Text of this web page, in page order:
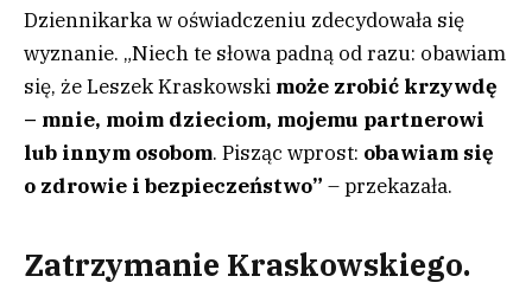
Dziennikarka w oświadczeniu zdecydowała się
wyznanie. „Niech te słowa padną od razu: obawiam
się, że Leszek Kraskowski może zrobić krzywdę
– mnie, moim dzieciom, mojemu partnerowi
lub innym osobom. Pisząc wprost: obawiam się
o zdrowie i bezpieczeństwo” – przekazała.
Zatrzymanie Kraskowskiego.